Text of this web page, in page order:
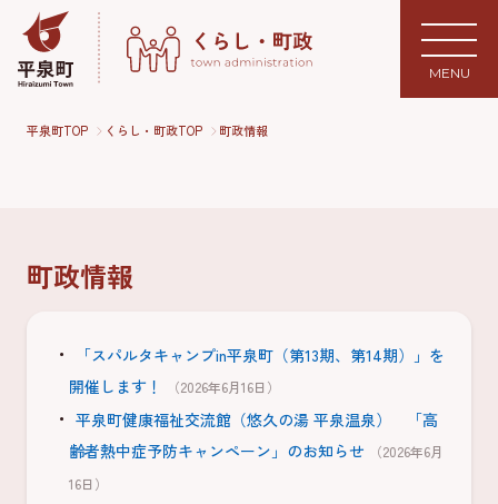
MENU
平泉町TOP くらし・町政TOP 町政情報
町政情報
「スパルタキャンプin平泉町（第13期、第14期）」を
開催します！
（2026年6月16日）
平泉町健康福祉交流館（悠久の湯 平泉温泉） 「高
齢者熱中症予防キャンペーン」のお知らせ
（2026年6月
16日）